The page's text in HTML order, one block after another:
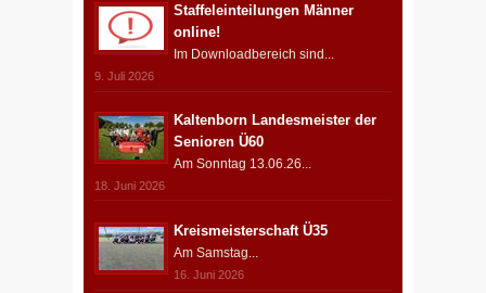
Staffeleinteilungen Männer
online!
Im Downloadbereich sind...
9. Juli 2026
Kaltenborn Landesmeister der
Senioren Ü60
Am Sonntag 13.06.26...
18. Juni 2026
Kreismeisterschaft Ü35
Am Samstag...
16. Juni 2026